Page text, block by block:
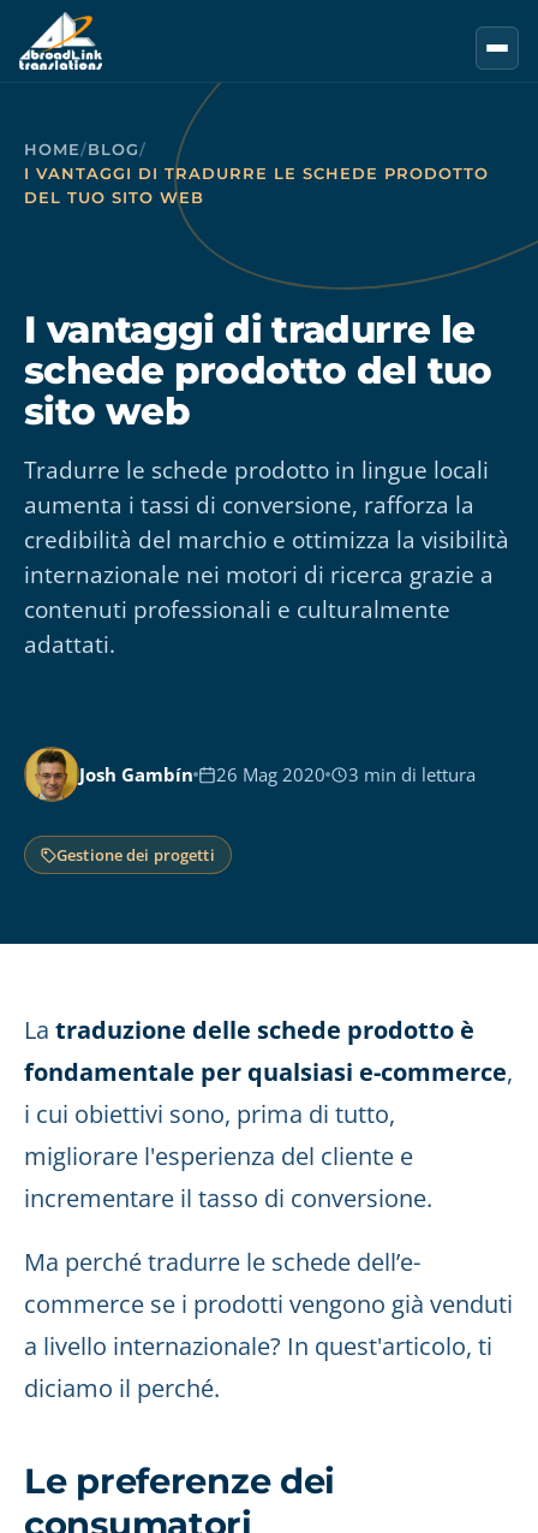
Vai al contenuto principale
HOME/BLOG/
I VANTAGGI DI TRADURRE LE SCHEDE PRODOTTO
DEL TUO SITO WEB
I vantaggi di tradurre le
schede prodotto del tuo
sito web
Tradurre le schede prodotto in lingue locali
aumenta i tassi di conversione, rafforza la
credibilità del marchio e ottimizza la visibilità
internazionale nei motori di ricerca grazie a
contenuti professionali e culturalmente
adattati.
Josh Gambín 26 Mag 2020 3 min di lettura
Gestione dei progetti
La traduzione delle schede prodotto è
fondamentale per qualsiasi e-commerce,
i cui obiettivi sono, prima di tutto,
migliorare l'esperienza del cliente e
incrementare il tasso di conversione.
Ma perché tradurre le schede dell’e-
commerce se i prodotti vengono già venduti
a livello internazionale? In quest'articolo, ti
diciamo il perché.
Le preferenze dei
consumatori